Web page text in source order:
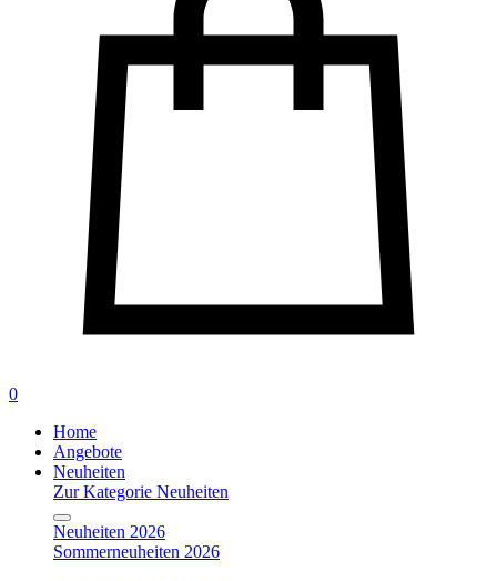
0
Home
Angebote
Neuheiten
Zur Kategorie Neuheiten
Neuheiten 2026
Sommerneuheiten 2026